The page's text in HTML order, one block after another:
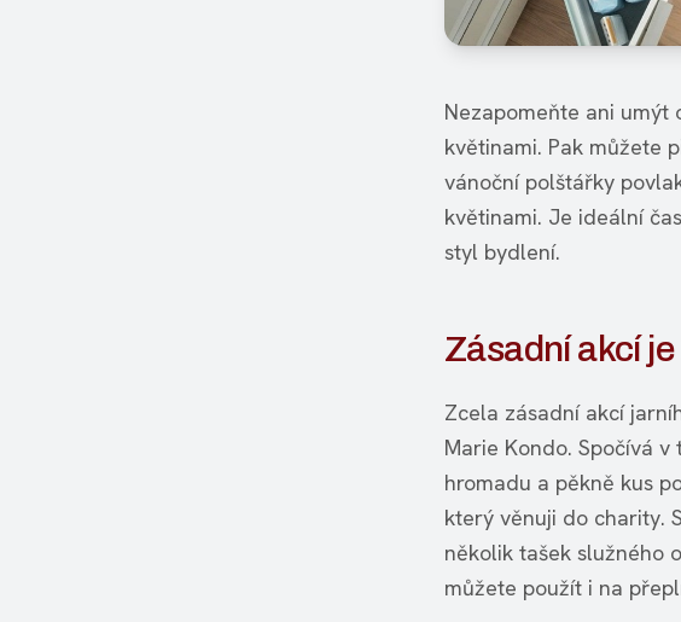
Nezapomeňte ani umýt
květinami. Pak můžete
vánoční polštářky
květinami. Je ideální
styl bydlení.
Zásadní akcí
Zcela zásadní akcí
Marie Kondo. Spočívá
hromadu a pěkně kus
který věnuji do charity.
několik tašek služného
můžete použít i na